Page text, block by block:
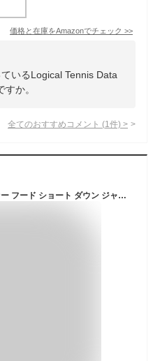
価格と在庫をAmazonでチェック >>
いるLogical Tennis Data
か。
全てのおすすめコメント (1 件) >
[ルイ ルエ ブティック] ラビットファー フード ショート ダウン ジャケット レディース ダウンコート 洗える ダウンジャケット ファー リアルファー アウター 防寒 スリム 大きいサイズ カジュアル 通勤 L(11号) ネイビーD788-L-NE